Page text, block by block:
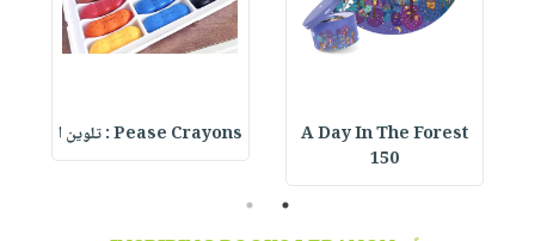
A Day In The Forest
150
Pease Crayons : تلوين ا
1
2